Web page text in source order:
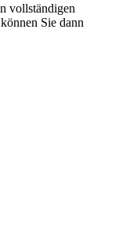
vollständigen
Sie dann